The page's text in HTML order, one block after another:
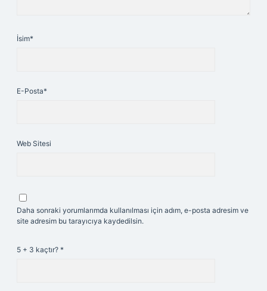
İsim*
E-Posta*
Web Sitesi
Daha sonraki yorumlarımda kullanılması için adım, e-posta adresim ve
site adresim bu tarayıcıya kaydedilsin.
5 + 3 kaçtır? *